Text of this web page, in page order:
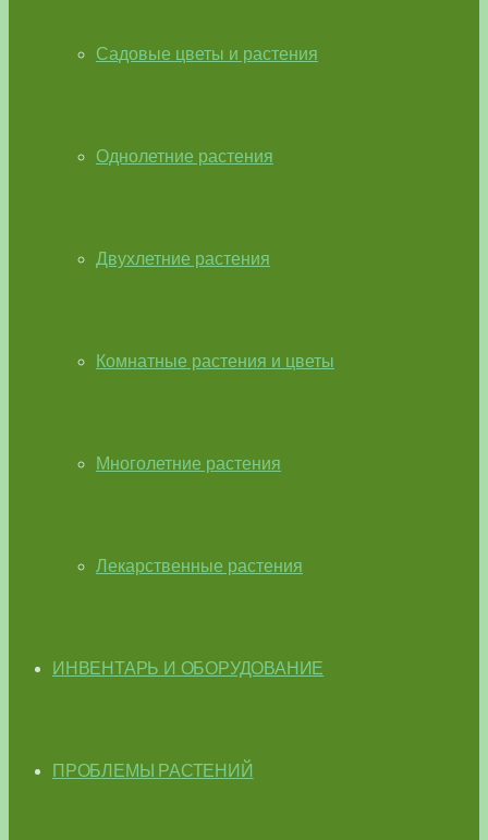
Садовые цветы и растения
Однолетние растения
Двухлетние растения
Комнатные растения и цветы
Многолетние растения
Лекарственные растения
ИНВЕНТАРЬ И ОБОРУДОВАНИЕ
ПРОБЛЕМЫ РАСТЕНИЙ